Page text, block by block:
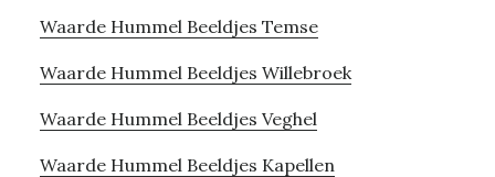
Waarde Hummel Beeldjes Temse
Waarde Hummel Beeldjes Willebroek
Waarde Hummel Beeldjes Veghel
Waarde Hummel Beeldjes Kapellen